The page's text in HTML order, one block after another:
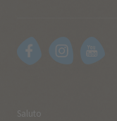
Saluto